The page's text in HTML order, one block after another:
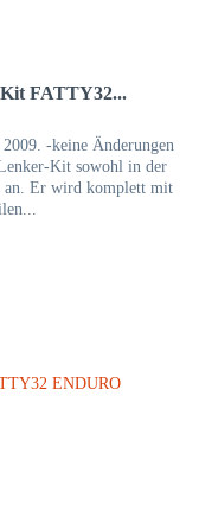
FATTY32...
-keine Änderungen
Kit sowohl in der
an. Er wird komplett mit